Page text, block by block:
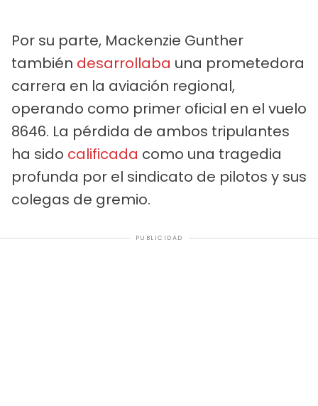
Por su parte, Mackenzie Gunther
también desarrollaba una prometedora
carrera en la aviación regional,
operando como primer oficial en el vuelo
8646. La pérdida de ambos tripulantes
ha sido calificada como una tragedia
profunda por el sindicato de pilotos y sus
colegas de gremio.
PUBLICIDAD